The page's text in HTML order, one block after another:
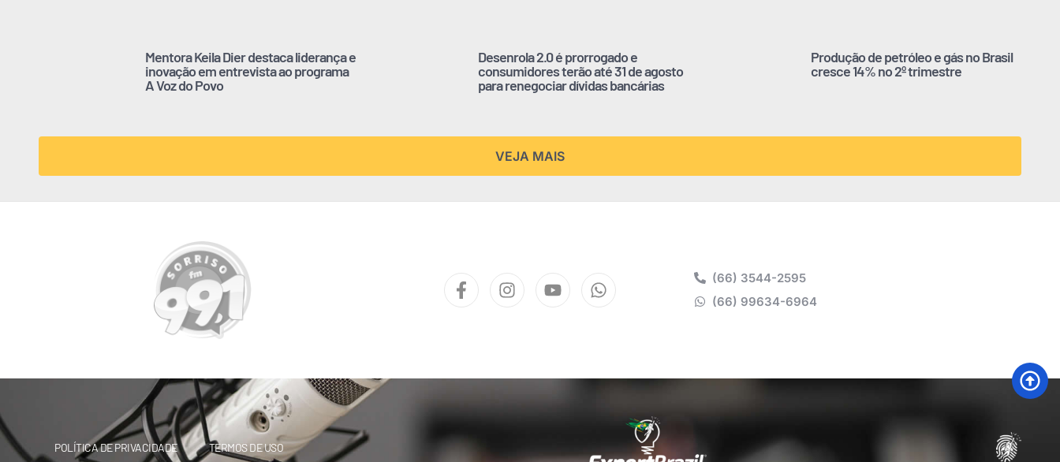
Mentora Keila Dier destaca liderança e
inovação em entrevista ao programa
A Voz do Povo
Desenrola 2.0 é prorrogado e
consumidores terão até 31 de agosto
para renegociar dívidas bancárias
Produção de petróleo e gás no Brasil
cresce 14% no 2º trimestre
VEJA MAIS
(66) 3544-2595
(66) 99634-6964
POLÍTICA DE PRIVACIDADE TERMOS DE USO